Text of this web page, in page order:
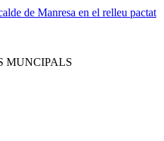
de Manresa en el relleu pactat
MUNCIPALS